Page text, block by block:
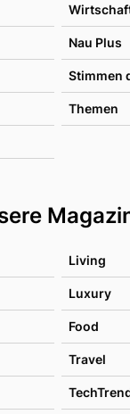
Nau Plus
Stimmen
Themen
Living
Luxury
Food
Travel